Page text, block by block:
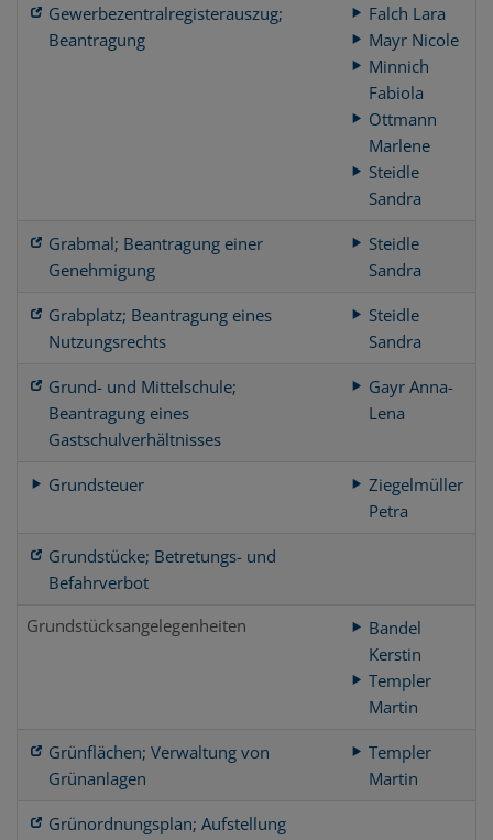
Gewerbezentralregisterauszug;
Beantragung
Falch Lara
Mayr Nicole
Minnich
Fabiola
Ottmann
Marlene
Steidle
Sandra
Grabmal; Beantragung einer
Genehmigung
Steidle
Sandra
Grabplatz; Beantragung eines
Nutzungsrechts
Steidle
Sandra
Grund- und Mittelschule;
Beantragung eines
Gastschulverhältnisses
Gayr Anna-
Lena
Grundsteuer
Ziegelmüller
Petra
Grundstücke; Betretungs- und
Befahrverbot
Grundstücksangelegenheiten
Bandel
Kerstin
Templer
Martin
Grünflächen; Verwaltung von
Grünanlagen
Templer
Martin
Grünordnungsplan; Aufstellung